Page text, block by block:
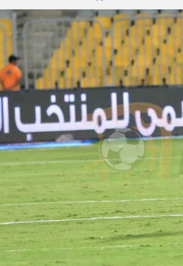
دوري أبطال أوروبا
القسم الثاني
رياضات أخرى
آسيا
أمريكا
ركن الألعاب